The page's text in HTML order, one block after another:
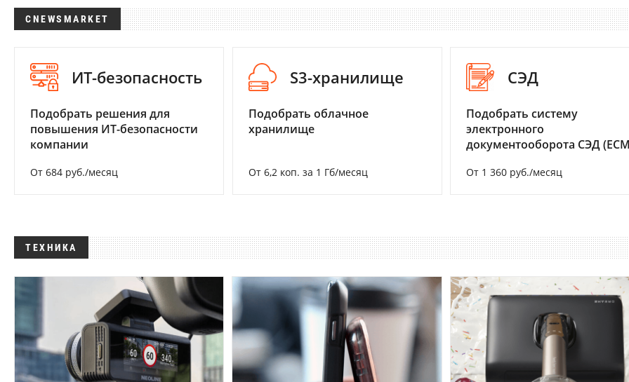
CNEWSMARKET
ИТ-безопасность
Подобрать решения для
повышения ИТ-безопасности
компании
От 684 руб./месяц
S3-хранилище
Подобрать облачное
хранилище
От 6,2 коп. за 1 Гб/месяц
СЭД
Подобрать систему
электронного
документооборота СЭД
От 1 360 руб./месяц
ТЕХНИКА